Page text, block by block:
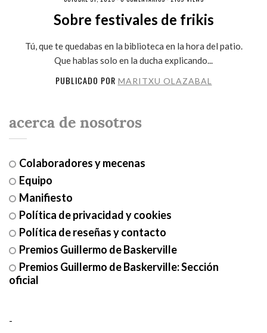
Sobre festivales de frikis
Tú, que te quedabas en la biblioteca en la hora del patio.
Que hablas solo en la ducha explicando...
PUBLICADO POR MARITXU OLAZABAL
acerca de nosotros
Colaboradores y mecenas
Equipo
Manifiesto
Política de privacidad y cookies
Política de reseñas y contacto
Premios Guillermo de Baskerville
Premios Guillermo de Baskerville: Sección
oficial
-